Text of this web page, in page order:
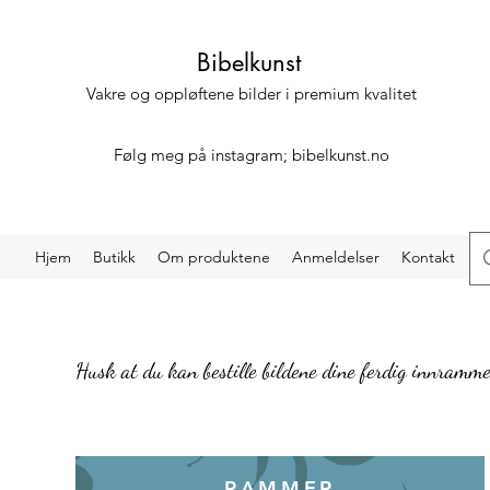
Bibelkunst
Vakre og oppløftene bilder i premium kvalitet
Følg meg på instagram; bibelkunst.no
Hjem Butikk Om produktene Anmeldelser Kontakt
Husk at du kan bestille bildene dine ferdig